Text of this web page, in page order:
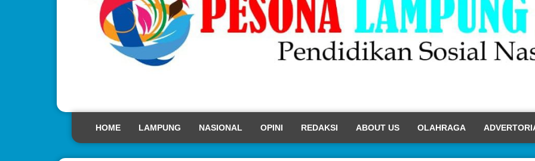
HOME LAMPUNG NASIONAL OPINI REDAKSI ABOUT US OLAHRAGA